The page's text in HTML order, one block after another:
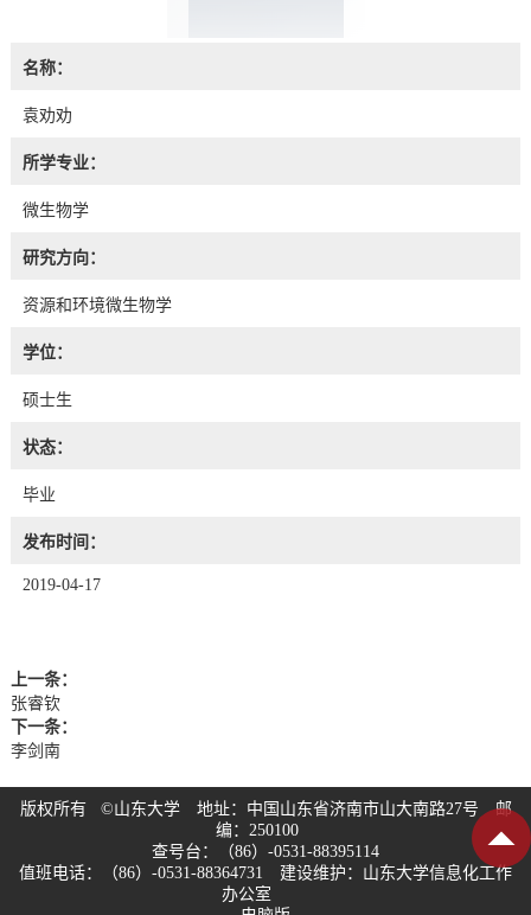
名称：
袁劝劝
所学专业：
微生物学
研究方向：
资源和环境微生物学
学位：
硕士生
状态：
毕业
发布时间：
2019-04-17
上一条：
张睿钦
下一条：
李剑南
版权所有 ©山东大学 地址：中国山东省济南市山大南路27号 邮
编：250100
查号台：（86）-0531-88395114
值班电话：（86）-0531-88364731 建设维护：山东大学信息化工作
办公室